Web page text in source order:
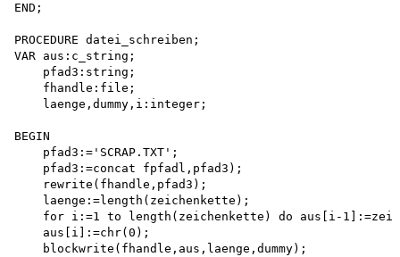
END;
PROCEDURE datei_schreiben;
VAR aus:c_string;
    pfad3:string;
    fhandle:file;
    laenge,dummy,i:integer;
BEGIN
    pfad3:='SCRAP.TXT';
    pfad3:=concat fpfadl,pfad3);
    rewrite(fhandle,pfad3);
    laenge:=length(zeichenkette);
for i:=1 to length(zeichenkette) do aus[i-
    aus[i]:=chr(0);
    blockwrite(fhandle,aus,laenge,dummy);